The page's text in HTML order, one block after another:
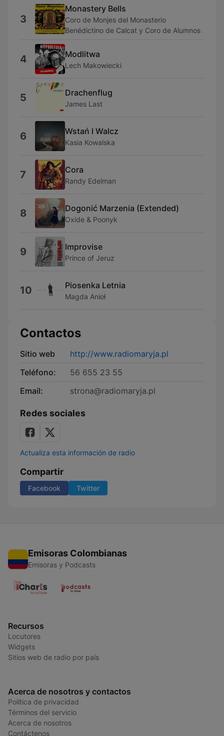
3
Monastery Bells
Coro de Monjes del Monasterio
Benédictino de Calcat y Coro de Alumnos
4 Modlitwa
Lech Makowiecki
5 Drachenflug
James Last
6 Wstań I Walcz
Kasia Kowalska
7 Cora
Randy Edelman
8 Dogonić Marzenia (Extended)
Oxide & Poonyk
9 Improvise
Prince of Jeruz
10 Piosenka Letnia
Magda Anioł
Contactos
Sitio web
http://www.radiomaryja.pl
Teléfono:
56 655 23 55
Email:
strona@radiomaryja.pl
Redes sociales
Actualiza esta información de radio
Compartir
Facebook Twitter
Emisoras Colombianas
Emisoras y Podcasts
Recursos
Locutores
Widgets
Sitios web de radio por país
Acerca de nosotros y contactos
Política de privacidad
Términos del servicio
Acerca de nosotros
Contáctenos